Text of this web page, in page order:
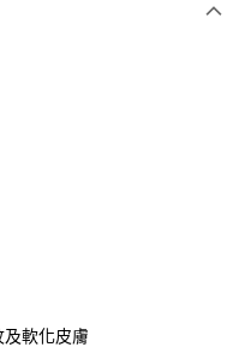
軟化皮膚